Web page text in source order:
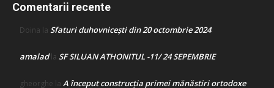
Comentarii recente
Doina la Sfaturi duhovnicești din 20 octombrie 2024
amaladla SF SILUAN ATHONITUL -11/ 24 SEPEMBRIE
gheorghe la A început construcţia primei mănăstiri ortodoxe